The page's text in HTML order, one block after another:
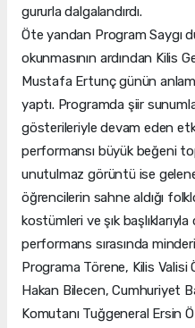
gururla dalgalandırdı.
Öte yandan Program Saygı
okunmasının ardından Kilis
Mustafa Ertunç günün
yaptı. Programda şiir
gösterileriyle devam eden
performansı büyük beğeni
unutulmaz görüntü ise
öğrencilerin sahne aldığı
kostümleri ve şık
performans sırasında
Programa Törene, Kilis Valisi
Hakan Bilecen, Cumhuriyet
Komutanı Tuğgeneral Ersin